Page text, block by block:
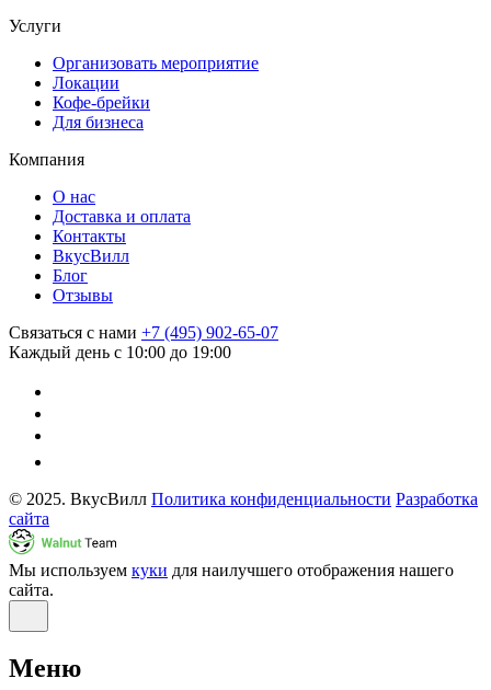
Услуги
Организовать мероприятие
Локации
Кофе-брейки
Для бизнеса
Компания
О нас
Доставка и оплата
Контакты
ВкусВилл
Блог
Отзывы
Связаться с нами +7 (495) 902-65-07
Каждый день с 10:00 до 19:00
© 2025. ВкусВилл Политика конфиденциальности Разработка
сайта
Мы используем куки для наилучшего отображения нашего
сайта.
Меню